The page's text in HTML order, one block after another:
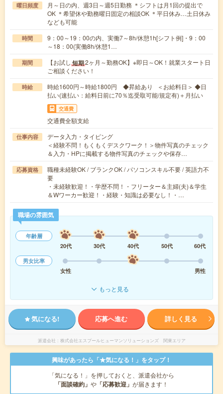
曜日頻度
月～日の内、週3日～週5日勤務 ＊シフトは月1回の提出で
OK ＊希望休や勤務曜日固定の相談OK ＊平日休み…土日休み
なども可能
時間
9：00～19：00の内、実働7～8h/休憩1h[シフト例]・9：00
～18：00(実働8h/休憩1…
期間 【お試し 短期2ヶ月～勤務OK】※即日～OK！就業スタート日
ご相談ください！
時給
時給1600円～時給1800円 ◆昇給あり ＜お給料日＞ ◆日
払い(速払い：給料日前に70％迄受取可能/規定有)＋月払い
交通費
交通費全額支給
仕事内容
データ入力・タイピング
＜経験不問！もくもくデスクワーク！＞物件写真のチェック
＆入力・HPに掲載する物件写真のチェックや保存…
応募資格
職種未経験OK / ブランクOK / パソコンスキル不要 / 英語力不
要
・未経験歓迎！・学歴不問！・フリーター＆主婦(夫)＆学生
＆Wワーカー歓迎！・経験・知識は必要なし！・…
職場の雰囲気
年齢層
20代
30代 40代 50代
60代
男女比率
女性
男性
もっと見る
気になる! 応募へ進む 詳しく見る
派遣会社 株式会社エスプールヒューマンソリューションズ 関東エリア
興味があったら「★気になる！」をタップ！
「気になる！」を押しておくと、派遣会社から
「面談確約」 や 「応募歓迎」 が届きます！